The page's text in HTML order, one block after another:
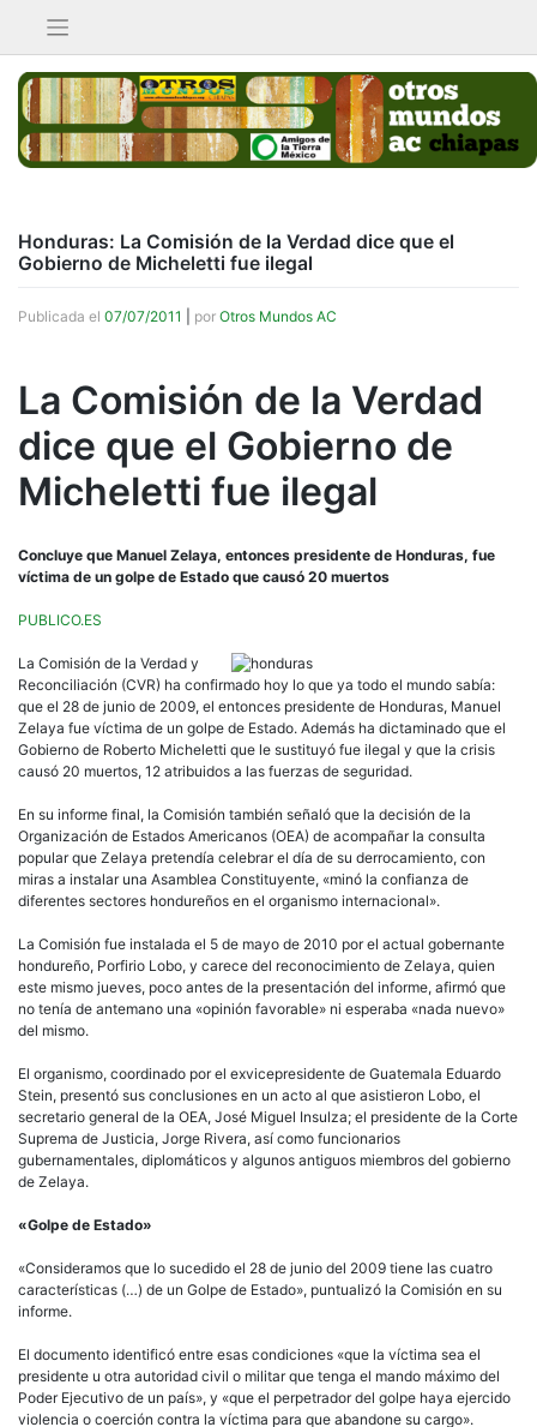
contenido
Honduras: La Comisión de la Verdad dice que el
Gobierno de Micheletti fue ilegal
Publicada el 07/07/2011 por Otros Mundos AC
La Comisión de la Verdad
dice que el Gobierno de
Micheletti fue ilegal
Concluye que Manuel Zelaya, entonces presidente de Honduras, fue
víctima de un golpe de Estado que causó 20 muertos
PUBLICO.ES
La Comisión de la Verdad y
Reconciliación (CVR) ha confirmado hoy lo que ya todo el mundo sabía:
que el 28 de junio de 2009, el entonces presidente de Honduras, Manuel
Zelaya fue víctima de un golpe de Estado. Además ha dictaminado que el
Gobierno de Roberto Micheletti que le sustituyó fue ilegal y que la crisis
causó 20 muertos, 12 atribuidos a las fuerzas de seguridad.
En su informe final, la Comisión también señaló que la decisión de la
Organización de Estados Americanos (OEA) de acompañar la consulta
popular que Zelaya pretendía celebrar el día de su derrocamiento, con
miras a instalar una Asamblea Constituyente, «minó la confianza de
diferentes sectores hondureños en el organismo internacional».
La Comisión fue instalada el 5 de mayo de 2010 por el actual gobernante
hondureño, Porfirio Lobo, y carece del reconocimiento de Zelaya, quien
este mismo jueves, poco antes de la presentación del informe, afirmó que
no tenía de antemano una «opinión favorable» ni esperaba «nada nuevo»
del mismo.
El organismo, coordinado por el exvicepresidente de Guatemala Eduardo
Stein, presentó sus conclusiones en un acto al que asistieron Lobo, el
secretario general de la OEA, José Miguel Insulza; el presidente de la Corte
Suprema de Justicia, Jorge Rivera, así como funcionarios
gubernamentales, diplomáticos y algunos antiguos miembros del gobierno
de Zelaya.
«Golpe de Estado»
«Consideramos que lo sucedido el 28 de junio del 2009 tiene las cuatro
características (…) de un Golpe de Estado», puntualizó la Comisión en su
informe.
El documento identificó entre esas condiciones «que la víctima sea el
presidente u otra autoridad civil o militar que tenga el mando máximo del
Poder Ejecutivo de un país», y «que el perpetrador del golpe haya ejercido
violencia o coerción contra la víctima para que abandone su cargo».